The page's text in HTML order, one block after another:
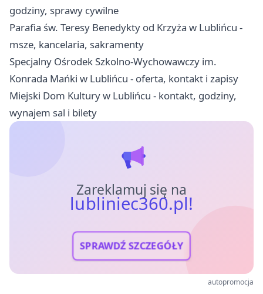
godziny, sprawy cywilne
Parafia św. Teresy Benedykty od Krzyża w Lublińcu -
msze, kancelaria, sakramenty
Specjalny Ośrodek Szkolno-Wychowawczy im.
Konrada Mańki w Lublińcu - oferta, kontakt i zapisy
Miejski Dom Kultury w Lublińcu - kontakt, godziny,
wynajem sal i bilety
Zareklamuj się na
lubliniec360.pl!
SPRAWDŹ SZCZEGÓŁY
autopromocja